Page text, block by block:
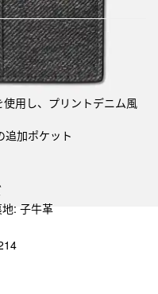
用し、プリントデニム風
追加ポケット
: 子牛革